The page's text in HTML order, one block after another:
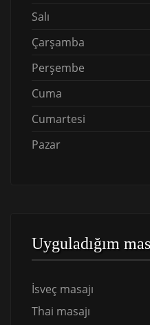
Salı
Çarşamba
Perşembe
Cuma
Cumartesi
Pazar
Uyguladığım
İsveç masajı
Thai masajı